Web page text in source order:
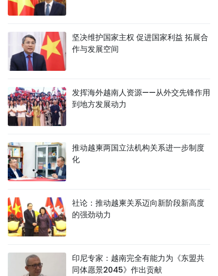
坚决维护国家主权 促进国家利益 拓展合
作与发展空间
发挥海外越南人资源——从外交先锋作用
到地方发展动力
推动越柬两国立法机构关系进一步制度
化
社论：推动越柬关系迈向新阶段新高度
的强劲动力
印尼专家：越南完全有能力为《东盟共
同体愿景2045》作出贡献